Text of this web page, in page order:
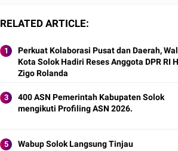
RELATED ARTICLE
Perkuat Kolaborasi Pusat dan Daerah,
Kota Solok Hadiri Reses Anggota DPR RI
Zigo Rolanda
400 ASN Pemerintah Kabupaten Solok
mengikuti Profiling ASN 2026.
Wabup Solok Langsung Tinjau